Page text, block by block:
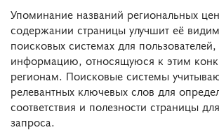
Упоминание названий региональных
содержании страницы улучшит её
поисковых системах для
информацию, относящуюся к этим
регионам. Поисковые системы
релевантных ключевых слов для
соответствия и полезности страницы
запроса.